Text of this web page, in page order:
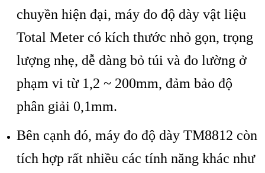
chuyền hiện đại, máy đo độ dày vật liệu
Total Meter có kích thước nhỏ gọn, trọng
lượng nhẹ, dễ dàng bỏ túi và đo lường ở
phạm vi từ 1,2 ~ 200mm, đảm bảo độ
phân giải 0,1mm.
Bên cạnh đó, máy đo độ dày TM8812 còn
tích hợp rất nhiều các tính năng khác như